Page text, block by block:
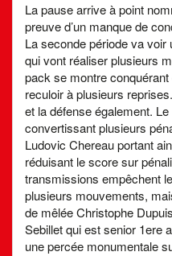
La pause arrive à point
preuve d’un manque de
La seconde période va
qui vont réaliser plusieurs
pack se montre
reculoir à plusieurs
et la défense également.
convertissant plusieurs
Ludovic Chereau portant
réduisant le score sur
transmissions empêchent
plusieurs mouvements,
de mêlée Christophe
Sebillet qui est senior 1ere
une percée monumentale